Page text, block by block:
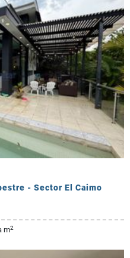
- Sector El Caimo
m2